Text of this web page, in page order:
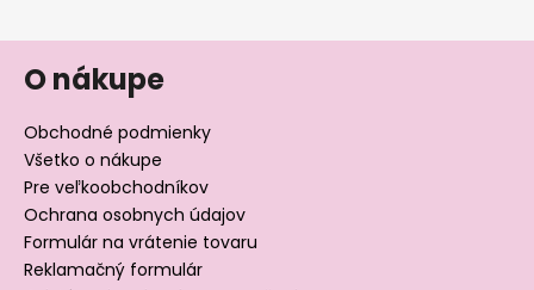
O nákupe
Obchodné podmienky
Všetko o nákupe
Pre veľkoobchodníkov
Ochrana osobnych údajov
Formulár na vrátenie tovaru
Reklamačný formulár